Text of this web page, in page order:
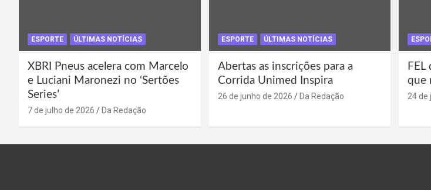
ESPORTE ÚLTIMAS NOTÍCIAS
XBRI Pneus acelera com Marcelo
e Luciani Maronezi no ‘Sertões
Series’
7 de julho de 2026 Da Redação
ESPORTE ÚLTIMAS NOTÍCIAS
Abertas as inscrições para a
Corrida Unimed Inspira
26 de junho de 2026 Da Redação
que
24 de